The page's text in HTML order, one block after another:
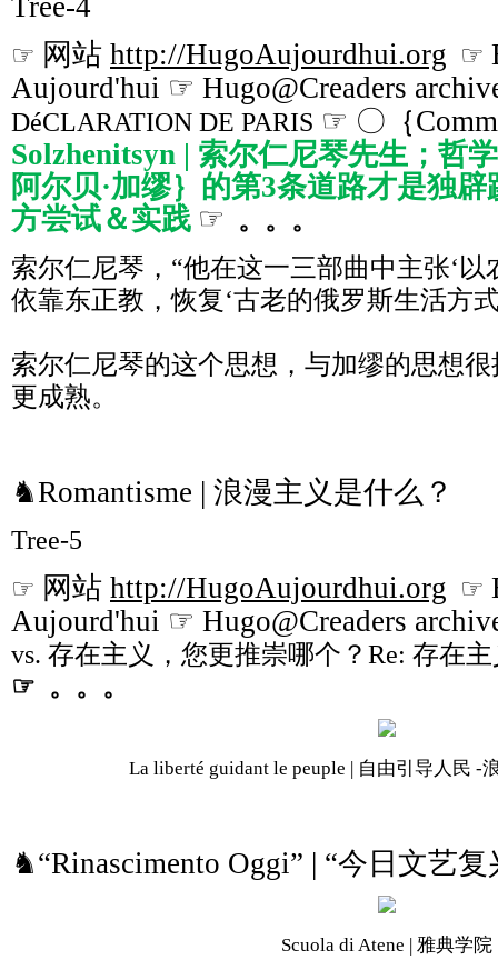
☞ 网站 http://HugoAujourdhui.org ☞
Aujourd'hui ☞ Hugo@Creaders
DéCLARATION DE PARIS ☞ 〇｛
Solzhenitsyn | 索尔仁尼琴先生；哲
阿尔贝·加缪｝的第3条道路才是独
方尝试＆实践 ☞ 。。。
索尔仁尼琴，“他在这一三部曲中主张‘以
依靠东正教，恢复‘古老的俄罗斯生活方
索尔仁尼琴的这个思想，与加缪的思想
更成熟。
♞Romantisme | 浪漫主义是什么？
Tree-5
☞ 网站 http://HugoAujourdhui.org ☞
Aujourd'hui ☞ Hugo@Creaders
vs. 存在主义，您更推崇哪个？Re: 存在
☞ 。。。
La liberté guidant le peuple | 自由引导人民 -
♞“Rinascimento Oggi” | “今日文艺
Scuola di Atene | 雅典学院